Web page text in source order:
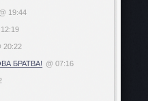
@ 19:44
20:22
БРАТВА! @ 07:16